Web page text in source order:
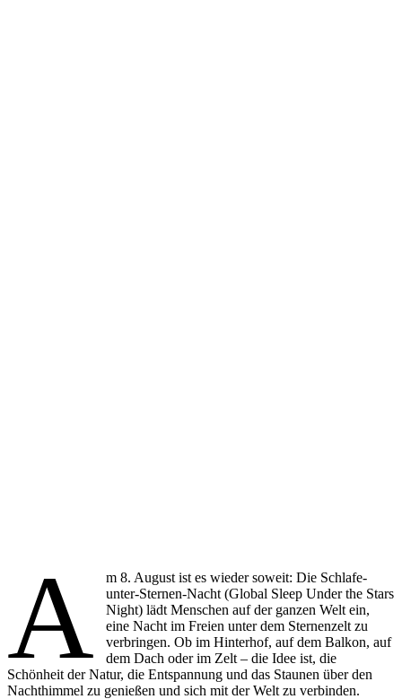
A
m 8. August ist es wieder soweit: Die Schlafe-
unter-Sternen-Nacht (Global Sleep Under the Stars
Night) lädt Menschen auf der ganzen Welt ein,
eine Nacht im Freien unter dem Sternenzelt zu
verbringen. Ob im Hinterhof, auf dem Balkon, auf
dem Dach oder im Zelt – die Idee ist, die
Schönheit der Natur, die Entspannung und das Staunen über den
Nachthimmel zu genießen und sich mit der Welt zu verbinden.